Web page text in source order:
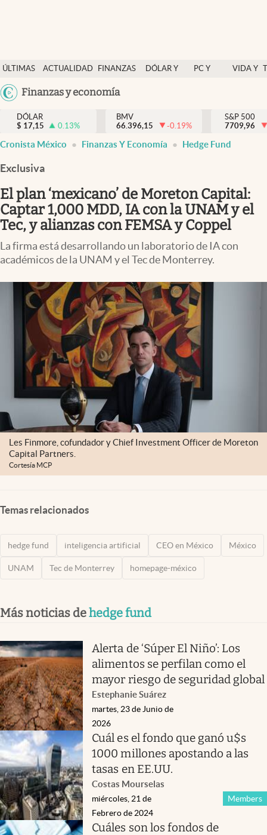
ÚLTIMAS
NOTICIAS
ACTUALIDAD
FINANZAS
DÓLAR Y
PC Y
VIDA Y
México
USA
Finanzas y economía
Actualidad
Finanzas y economía
Dólar y mercados
Pc y celular
Vida y estilo
Tv
Espiritualidad
Mediakit
abre en nueva pestaña
México
DÓLAR
$ 17,15 0.13%
BMV
66.396,15
-0.19%
S&P 500
7709,96
Cronista México Finanzas Y Economía Hedge Fund
Exclusiva
El plan ‘mexicano’ de Moreton Capital:
Captar 1,000 MDD, IA con la UNAM y el
Tec, y alianzas con FEMSA y Coppel
La firma está desarrollando un laboratorio de IA con
académicos de la UNAM y el Tec de Monterrey.
Les Finmore, cofundador y Chief Investment Officer de Moreton
Capital Partners.
Cortesía MCP
Temas relacionados
hedge fund inteligencia artificial CEO en México México
UNAM Tec de Monterrey homepage-méxico
Más noticias dehedge fund
Alerta de ‘Súper El Niño’: Los
alimentos se perfilan como el
mayor riesgo de seguridad global
Estephanie Suárez
martes, 23 de Junio de
2026
Cuál es el fondo que ganó u$s
1000 millones apostando a las
tasas en EE.UU.
Costas Mourselas
Members
miércoles, 21 de
Febrero de 2024
Cuáles son los fondos de